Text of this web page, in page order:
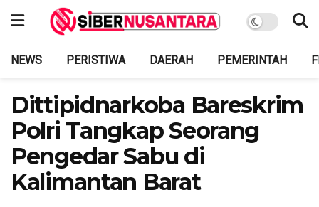
NEWS PERISTIWA DAERAH PEMERINTAH
Dittipidnarkoba Bareskrim
Polri Tangkap Seorang
Pengedar Sabu di
Kalimantan Barat